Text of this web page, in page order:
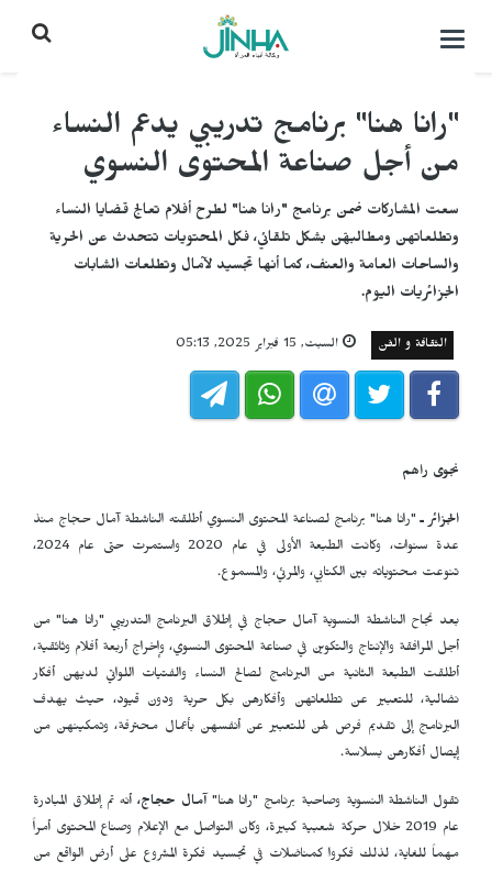
التحكم
"رانا هنا" برنامج تدريبي يدعم النساء
من أجل صناعة المحتوى النسوي
سعت المشاركات ضمن برنامج "رانا هنا" لطرح أفلام تعالج قضايا النساء
وتطلعاتهن ومطالبهّن بشكل تلقائي، فكل المحتويات تتحدث عن الحرية
والساحات العامة والعنف، كما أنها تجسيد لآمال وتطلعات الشابات
الجزائريات اليوم.
الثقافة و الفن السبت, 15 فبراير 2025, 05:13
نجوى راهم
الجزائر ـ"رانا هنا" برنامج لصناعة المحتوى النسوي أطلقته الناشطة آمال حجاج منذ
عدة سنوات، وكانت الطبعة الأولى في عام 2020 واستمرت حتى عام 2024،
تنوعت محتوياته بين الكتابي، والمرئي، والمسموع.
بعد نجاح الناشطة النسوية آمال حجاج في إطلاق البرنامج التدريبي "رانا هنا" من
أجل المرافقة والإنتاج والتكوين في صناعة المحتوى النسوي، وإخراج أربعة أفلام وثائقية،
أطلقت الطبعة الثانية من البرنامج لصالح النساء والفتيات اللواتي لديهن أفكار
نضالية، للتعبير عن تطلعاتهن وأفكارهن بكل حرية ودون قيود، حيث يهدف
البرنامج إلى تقديم فرص لهن للتعبير عن أنفسهن بأعمال محترفة، وتمكينهن من
إيصال أفكارهن بسلاسة.
تقول الناشطة النسوية وصاحبة برنامج "رانا هنا"آمال حجاج، أنه تم إطلاق المبادرة
عام 2019 خلال حركة شعبية كبيرة، وكان التواصل مع الإعلام وصناع المحتوى أمراً
مهماً للغاية، لذلك فكروا كمناضلات في تجسيد فكرة المشروع على أرض الواقع من